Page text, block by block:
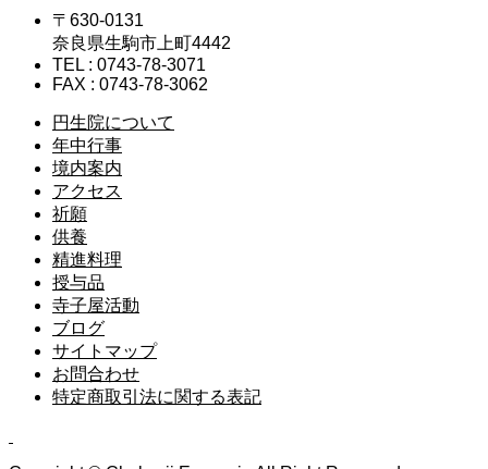
〒630-0131
奈良県生駒市上町4442
TEL : 0743-78-3071
FAX : 0743-78-3062
円生院について
年中行事
境内案内
アクセス
祈願
供養
精進料理
授与品
寺子屋活動
ブログ
サイトマップ
お問合わせ
特定商取引法に関する表記